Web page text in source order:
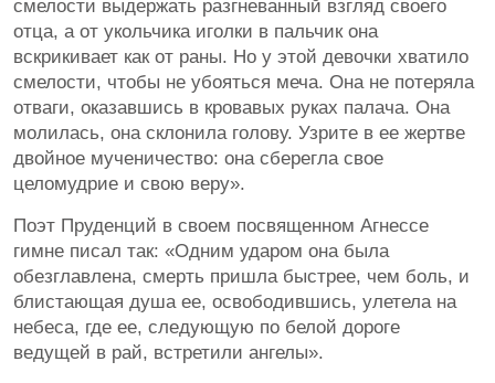
смелости выдержать разгневанный взгляд своего
отца, а от укольчика иголки в пальчик она
вскрикивает как от раны. Но у этой девочки хватило
смелости, чтобы не убояться меча. Она не потеряла
отваги, оказавшись в кровавых руках палача. Она
молилась, она склонила голову. Узрите в ее жертве
двойное мученичество: она сберегла свое
целомудрие и свою веру».
Поэт Пруденций в своем посвященном Агнессе
гимне писал так: «Одним ударом она была
обезглавлена, смерть пришла быстрее, чем боль, и
блистающая душа ее, освободившись, улетела на
небеса, где ее, следующую по белой дороге
ведущей в рай, встретили ангелы».